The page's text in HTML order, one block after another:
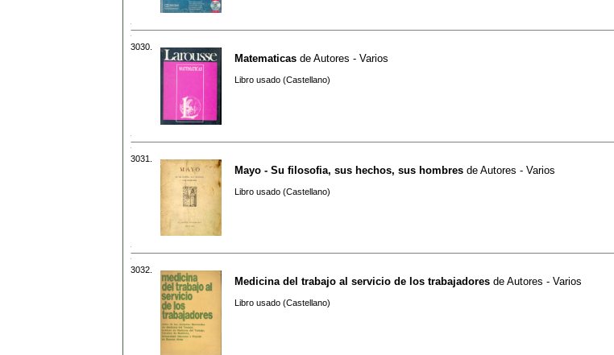
3030.
Matematicas de Autores - Varios
Libro usado (Castellano)
3031.
Mayo - Su filosofia, sus hechos, sus hombres de Autores - Varios
Libro usado (Castellano)
3032.
Medicina del trabajo al servicio de los trabajadores de Autores - Varios
Libro usado (Castellano)